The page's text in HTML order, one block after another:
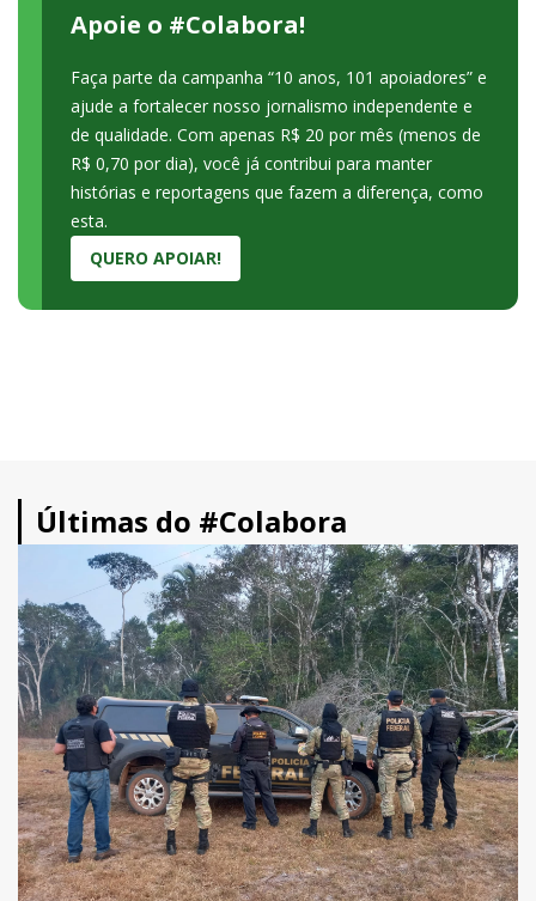
Apoie o #Colabora!
Faça parte da campanha “10 anos, 101 apoiadores” e
ajude a fortalecer nosso jornalismo independente e
de qualidade. Com apenas R$ 20 por mês (menos de
R$ 0,70 por dia), você já contribui para manter
histórias e reportagens que fazem a diferença, como
esta.
QUERO APOIAR!
Últimas do #Colabora